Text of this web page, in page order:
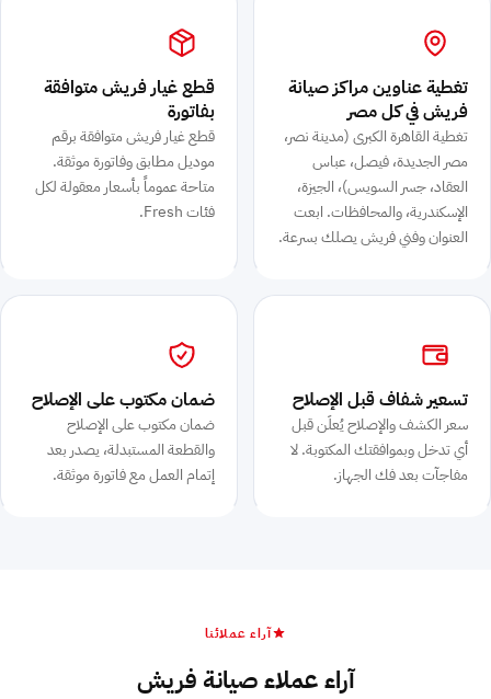
تغطية عناوين مراكز صيانة
فريش في كل مصر
تغطية القاهرة الكبرى (مدينة نصر،
مصر الجديدة، فيصل، عباس
العقاد، جسر السويس)، الجيزة،
الإسكندرية، والمحافظات. ابعت
العنوان وفني فريش يصلك بسرعة.
قطع غيار فريش متوافقة
بفاتورة
قطع غيار فريش متوافقة برقم
موديل مطابق وفاتورة موثقة.
متاحة عموماً بأسعار معقولة لكل
فئات Fresh.
تسعير شفاف قبل الإصلاح
سعر الكشف والإصلاح يُعلَن قبل
أي تدخل وبموافقتك المكتوبة. لا
مفاجآت بعد فك الجهاز.
ضمان مكتوب على الإصلاح
ضمان مكتوب على الإصلاح
والقطعة المستبدلة، يصدر بعد
إتمام العمل مع فاتورة موثقة.
آراء عملائنا
آراء عملاء صيانة فريش